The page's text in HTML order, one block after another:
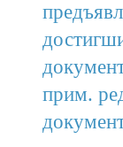
прим.